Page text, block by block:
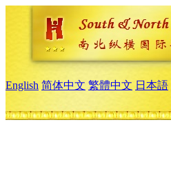
English 简体中文 繁體中文 日本語